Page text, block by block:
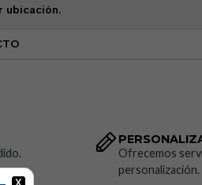
para procesos de soldadura y
elástica
protegida por una solapa con
y calor.
ubicación.
Ofrecemos
personalización.